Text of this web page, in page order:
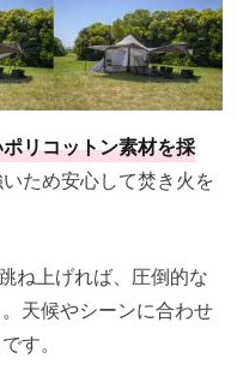
リコットン素材を採
ため安心して焚き火を
ね上げれば、圧倒的な
天候やシーンに合わせ
す。